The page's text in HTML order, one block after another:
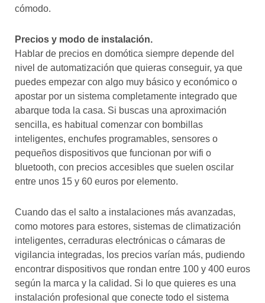
cómodo.
Precios y modo de instalación.
Hablar de precios en domótica siempre depende del
nivel de automatización que quieras conseguir, ya que
puedes empezar con algo muy básico y económico o
apostar por un sistema completamente integrado que
abarque toda la casa. Si buscas una aproximación
sencilla, es habitual comenzar con bombillas
inteligentes, enchufes programables, sensores o
pequeños dispositivos que funcionan por wifi o
bluetooth, con precios accesibles que suelen oscilar
entre unos 15 y 60 euros por elemento.
Cuando das el salto a instalaciones más avanzadas,
como motores para estores, sistemas de climatización
inteligentes, cerraduras electrónicas o cámaras de
vigilancia integradas, los precios varían más, pudiendo
encontrar dispositivos que rondan entre 100 y 400 euros
según la marca y la calidad. Si lo que quieres es una
instalación profesional que conecte todo el sistema